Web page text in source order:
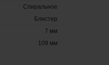
Спиральное
Блистер
7 мм
109 мм